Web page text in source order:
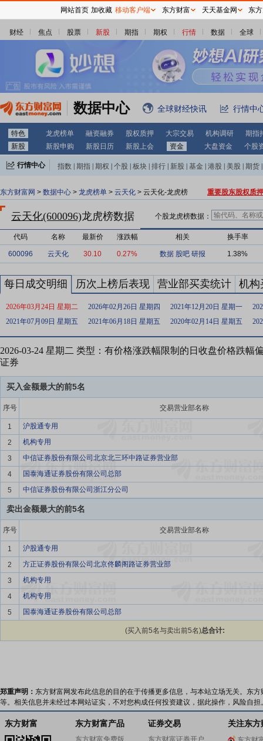
财经 焦点 股票 新股 期指 期权 行情 数据 全球
数据中心 全球财经快讯 行情中
特色 龙虎榜单 融资融券 股权质押 大宗交易 机构调研
期指
新股
新股申购 新股日历 新股上会 资金 大盘资金 个股
行情中心 指数 期指 期权 个股 板块 排行 新股 基金 港股 美股 期货
东方财富网 > 数据中心 > 龙虎榜单 > 云天化 > 云天化-龙虎榜 重要股东股权质
云天化(600096)龙虎榜数据 个股龙虎榜数据：
代码 名称 最新价 涨跌幅 相关 换手率
600096 云天化 30.10 0.27% 数据 股吧 研报 1.38%
每日成交明细 历次上榜后表现 营业部买卖统计 机构
2026年03月24日 星期二 2026年02月26日 星期四 2021年12月20日 星期一
2021年07月09日 星期五
2021年06月18日 星期五 2020年02月14日 星期五
2026-03-24 星期二 类型：有价格涨跌幅限制的日收盘价格跌幅
证券
买入金额最大的前5名
序号 交易营业部名称
1
沪股通专用
2
机构专用
3
中信证券股份有限公司北京北三环中路证券营业部
4
国泰海通证券股份有限公司总部
5
中信证券股份有限公司浙江分公司
卖出金额最大的前5名
序号 交易营业部名称
1
沪股通专用
2
方正证券股份有限公司北京佟麟阁路证券营业部
3
机构专用
4
机构专用
5
国泰海通证券股份有限公司总部
(买入前5名与卖出前5名)总合计:
郑重声明： 东方财富网发布此信息的目的在于传播更多信息，与本站立场无关。东
等。相关信息并未经过本网站证实，不对您构成任何投资建议，据此操作，风险自担
网站首页 加收藏 移动客户端 东方财富 天天基金网 东